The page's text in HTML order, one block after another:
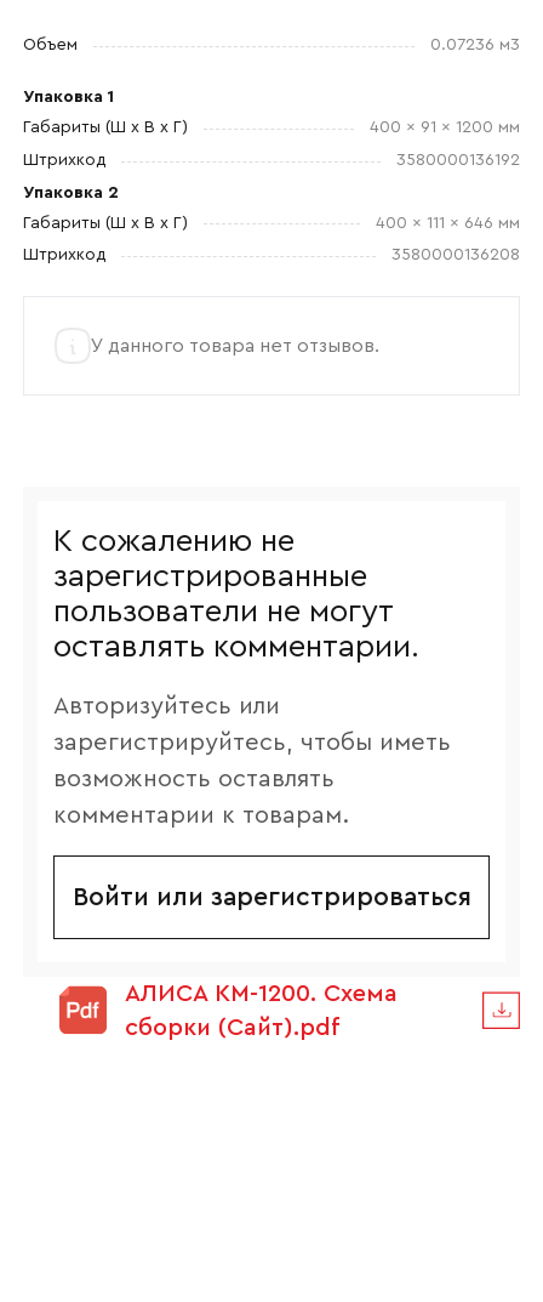
Объем 0.07236 м3
Упаковка 1
Габариты (Ш x В x Г)
400 x 91 x 1200 мм
Штрихкод
3580000136192
Упаковка 2
Габариты (Ш x В x Г)
400 x 111 x 646 мм
Штрихкод
3580000136208
У данного товара нет отзывов.
К сожалению не
зарегистрированные
пользователи не могут
оставлять комментарии.
Авторизуйтесь или
зарегистрируйтесь, чтобы иметь
возможность оставлять
комментарии к товарам.
Войти или зарегистрироваться
АЛИСА КМ-1200. Схема
сборки (Сайт).pdf